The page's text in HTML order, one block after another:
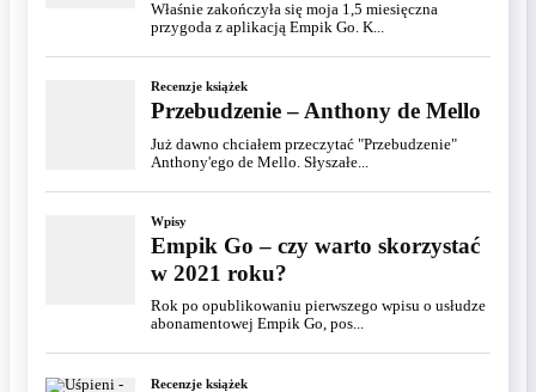
Właśnie zakończyła się moja 1,5 miesięczna
przygoda z aplikacją Empik Go. K...
Recenzje książek
Przebudzenie – Anthony de Mello
Już dawno chciałem przeczytać "Przebudzenie"
Anthony'ego de Mello. Słyszałe...
Wpisy
Empik Go – czy warto skorzystać
w 2021 roku?
Rok po opublikowaniu pierwszego wpisu o usłudze
abonamentowej Empik Go, pos...
Recenzje książek